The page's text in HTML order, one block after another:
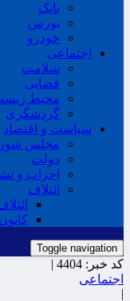
بانک
بورس
خودرو
اجتماعی
سلامت
قضایی
محیط
گردشگری
سیاست و اقتصاد
مجلس
دولت
احزاب و
ائتلاف
Toggle navigation
کد خبر: 4404 |
اجتماعی
|